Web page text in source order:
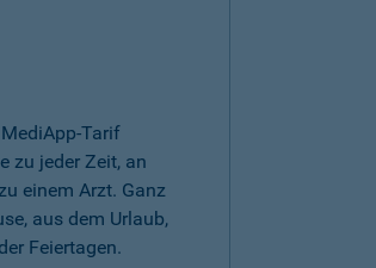
Tarif
zu jeder Zeit, an
einem Arzt. Ganz
aus dem Urlaub,
Feiertagen.